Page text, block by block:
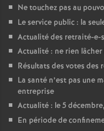
Ne touchez pas au
Le service public : la
Actualité des retraité-e-
Actualité : ne rien
Résultats des votes des
La santé n’est pas une
entreprise
Actualité : le 5
En période de